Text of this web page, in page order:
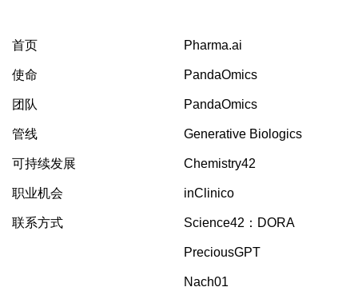
首页
使命
团队
管线
可持续发展
职业机会
联系方式
Pharma.ai
PandaOmics
PandaOmics
Generative Biologics
Chemistry42
inClinico
Science42：DORA
PreciousGPT
Nach01